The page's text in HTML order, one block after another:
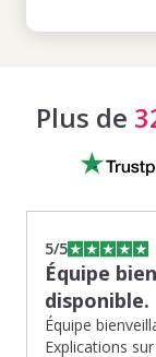
Plus de
5/5
Équipe
disponible.
Équipe
Explications